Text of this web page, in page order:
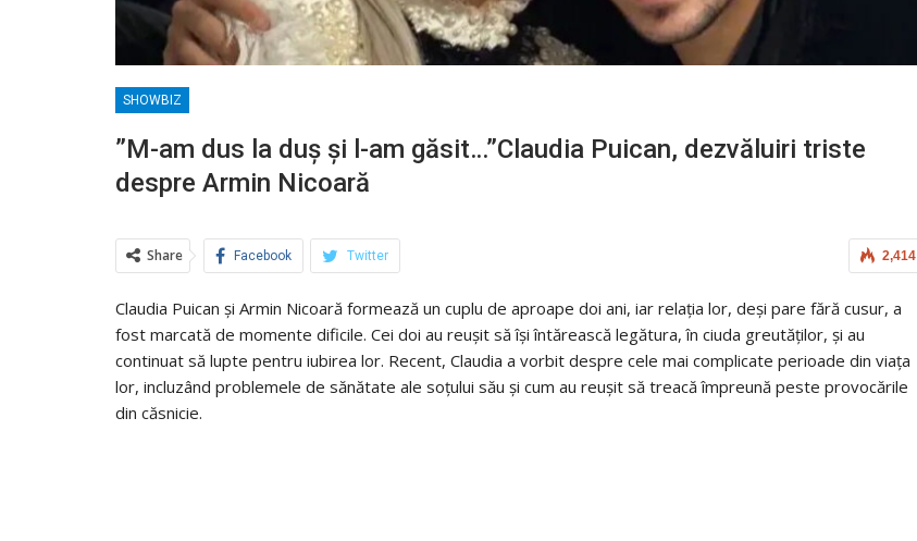
SHOWBIZ
”M-am dus la duș și l-am găsit…”Claudia Puican, dezvăluiri triste
despre Armin Nicoară
2,414
Share Facebook Twitter
Claudia Puican și Armin Nicoară formează un cuplu de aproape doi ani, iar relația lor, deși pare fără cusur, a
fost marcată de momente dificile. Cei doi au reușit să își întărească legătura, în ciuda greutăților, și au
continuat să lupte pentru iubirea lor. Recent, Claudia a vorbit despre cele mai complicate perioade din viața
lor, incluzând problemele de sănătate ale soțului său și cum au reușit să treacă împreună peste provocările
din căsnicie.